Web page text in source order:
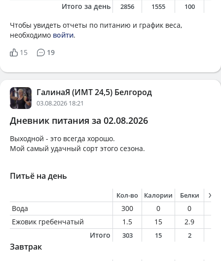
Итого за день 2856 1555 100
Чтобы увидеть отчеты по питанию и график веса,
необходимо войти.
15
19
ГалинаЯ (ИМТ 24,5) Белгород
03.08.2026 18:21
Дневник питания за 02.08.2026
Выходной - это всегда хорошо.
Мой самый удачный сорт этого сезона.
Питьё на день
Кол-во Калории Белки
Вода 300 0 0
Ежовик гребенчатый
1.5 15 2.9
Итого
303 15 2
Завтрак